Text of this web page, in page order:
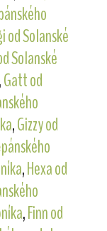
od Solanské
Solanské
,Gatt od
,Gizzy od
,Hexa od
,Finn od